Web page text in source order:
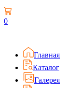
0
Главная
Каталог
Галерея